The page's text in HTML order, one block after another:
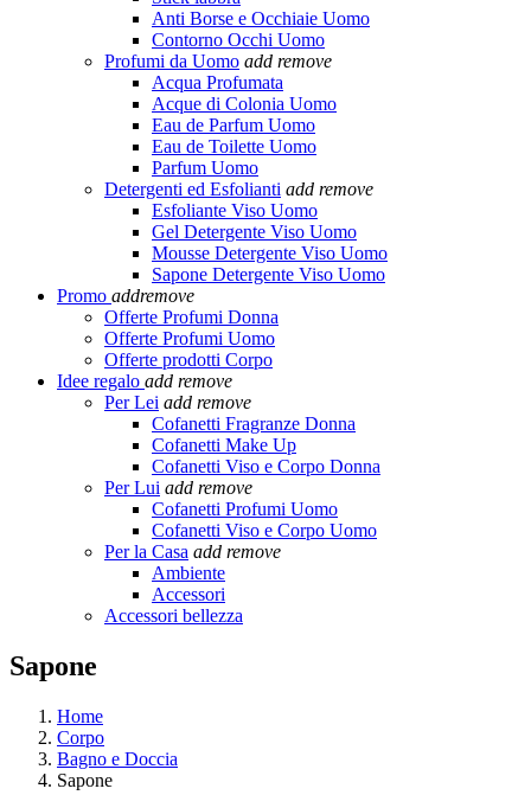
Anti Borse e Occhiaie Uomo
Contorno Occhi Uomo
Profumi da Uomo add remove
Acqua Profumata
Acque di Colonia Uomo
Eau de Parfum Uomo
Eau de Toilette Uomo
Parfum Uomo
Detergenti ed Esfolianti add remove
Esfoliante Viso Uomo
Gel Detergente Viso Uomo
Mousse Detergente Viso Uomo
Sapone Detergente Viso Uomo
Promo addremove
Offerte Profumi Donna
Offerte Profumi Uomo
Offerte prodotti Corpo
Idee regalo add remove
Per Lei add remove
Cofanetti Fragranze Donna
Cofanetti Make Up
Cofanetti Viso e Corpo Donna
Per Lui add remove
Cofanetti Profumi Uomo
Cofanetti Viso e Corpo Uomo
Per la Casa add remove
Ambiente
Accessori
Accessori bellezza
Sapone
Home
Corpo
Bagno e Doccia
Sapone